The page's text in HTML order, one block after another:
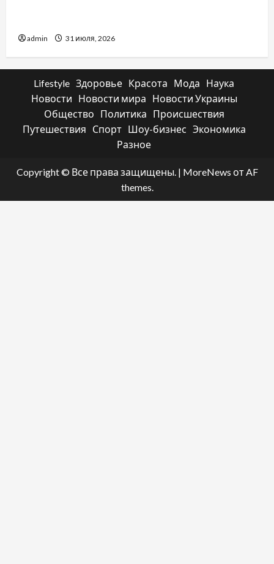
admin 31 июля, 2026
Lifestyle Здоровье Красота Мода
Наука
Новости
Новости мира
Новости Украины
Общество
Политика
Происшествия
Путешествия
Спорт Шоу-бизнес Экономика
Разное
Copyright © Все права защищены. | MoreNews от AF
themes.